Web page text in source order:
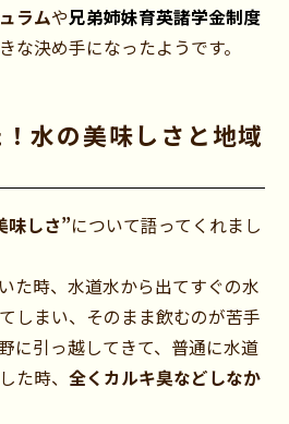
ラムや兄弟姉妹育英諸学金制度
な決め手になったようです。
水の美味しさと地域
味しさ”について語ってくれまし
た時、水道水から出てすぐの水
しまい、そのまま飲むのが苦手
に引っ越してきて、普通に水道
た時、全くカルキ臭などしなか